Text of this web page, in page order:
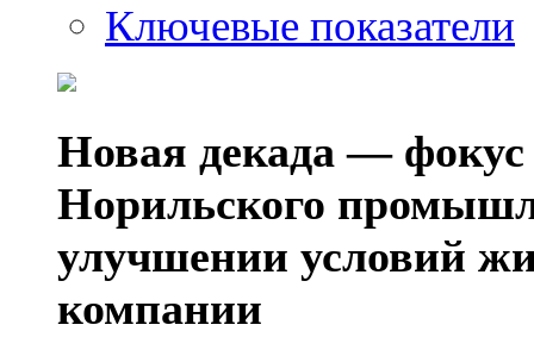
Ключевые показатели
Новая декада — фокус
Норильского
улучшении условий
компании